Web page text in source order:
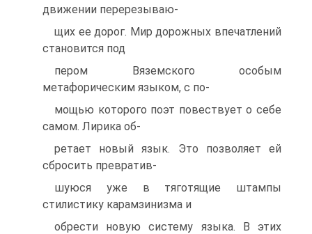
движении перерезываю-
щих ее дорог. Мир дорожных впечатлений
становится под
пером Вяземского особым
метафорическим языком, с по-
мощью которого поэт повествует о себе
самом. Лирика об-
ретает новый язык. Это позволяет ей
сбросить превратив-
шуюся уже в тяготящие штампы
стилистику карамзинизма и
обрести новую систему языка. В этих